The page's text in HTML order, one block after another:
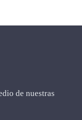
de nuestras